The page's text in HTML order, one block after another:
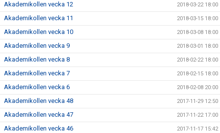
Akademikollen vecka 12 2018-03-22 18:00
Akademikollen vecka 11 2018-03-15 18:00
Akademikollen vecka 10 2018-03-08 18:00
Akademikollen vecka 9 2018-03-01 18:00
Akademikollen vecka 8 2018-02-22 18:00
Akademikollen vecka 7 2018-02-15 18:00
Akademikollen vecka 6 2018-02-08 20:00
Akademikollen vecka 48 2017-11-29 12:50
Akademikollen vecka 47 2017-11-22 17:00
Akademikollen vecka 46 2017-11-17 15:42